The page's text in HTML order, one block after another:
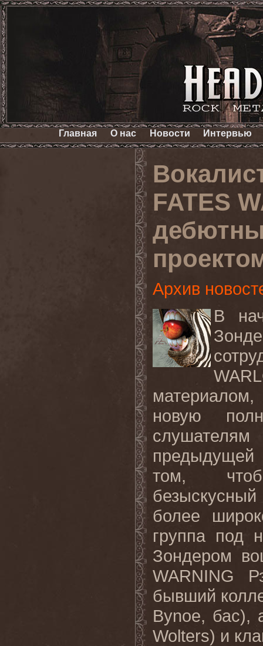
Главная О нас Новости Интервью
FATES
Архив
В
новую
предыдущей
том,
более
группа под
Зондером
WARNING
бывший
Bynoe, бас),
Wolters) и